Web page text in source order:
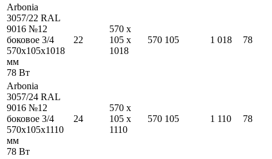
Arbonia
3057/22 RAL
9016 №12
боковое 3/4
570x105x1018
мм
78 Вт
22
570 x
105 x
1018
570 105 1 018 78
Arbonia
3057/24 RAL
9016 №12
боковое 3/4
570x105x1110
мм
78 Вт
24
570 x
105 x
1110
570 105 1 110 78